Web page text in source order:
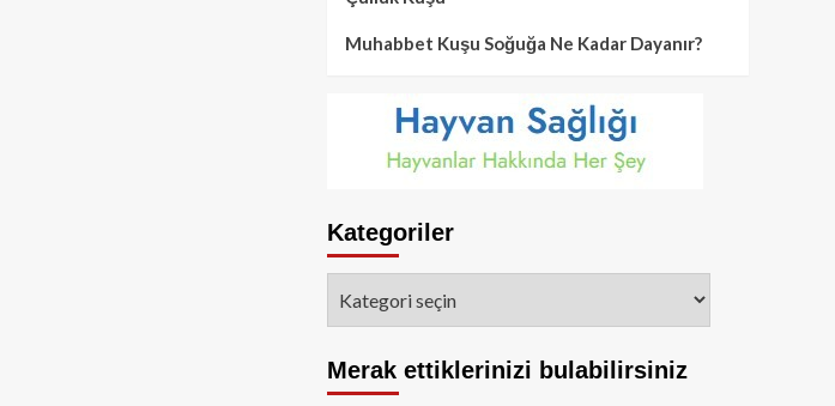
Muhabbet Kuşu Soğuğa Ne Kadar Dayanır?
Kategoriler
Merak ettiklerinizi bulabilirsiniz